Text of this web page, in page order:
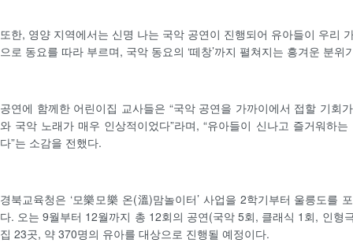
또한, 영양 지역에서는 신명 나는 국악 공연이 진행되어 유아들이 우리
으로 동요를 따라 부르며, 국악 동요의 ‘떼창’까지 펼쳐지는 흥겨운 분위
공연에 함께한 어린이집 교사들은 “국악 공연을 가까이에서 접할 기회
와 국악 노래가 매우 인상적이었다”라며, “유아들이 신나고 즐거워하
다”는 소감을 전했다.
경북교육청은 ‘모樂모樂 온(溫)맘놀이터’ 사업을 2학기부터 울릉도를
다. 오는 9월부터 12월까지 총 12회의 공연(국악 5회, 클래식 1회, 인형
집 23곳, 약 370명의 유아를 대상으로 진행될 예정이다.